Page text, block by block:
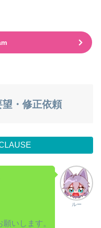
・修正依頼
ルー
いします。